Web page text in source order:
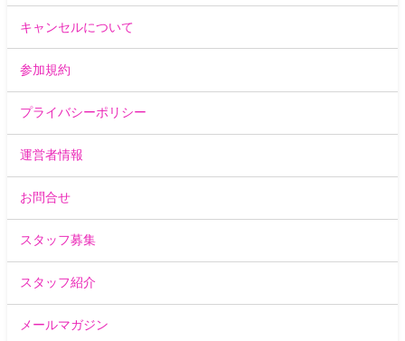
キャンセルについて
参加規約
プライバシーポリシー
運営者情報
お問合せ
スタッフ募集
スタッフ紹介
メールマガジン